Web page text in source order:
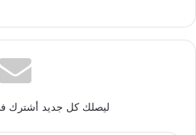
ليصلك كل جديد أشترك في